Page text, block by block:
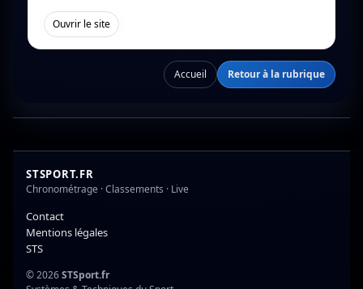
Ouvrir le site
Accueil Retour à la rubrique
STSPORT.FR
Chronométrage · Classements · Live
Contact
Mentions légales
STS
© 2026STSport.fr